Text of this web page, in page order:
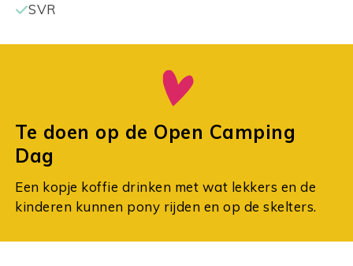
SVR
Te doen op de Open Camping
Dag
Een kopje koffie drinken met wat lekkers en de
kinderen kunnen pony rijden en op de skelters.